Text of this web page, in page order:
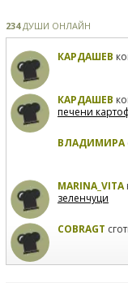
234ДУШИ ОНЛАЙН
КАРДАШЕВ
КАРДАШЕВ
печени
ВЛАДИМИРА
MARINA_VITA
зеленчуци
COBRAGT